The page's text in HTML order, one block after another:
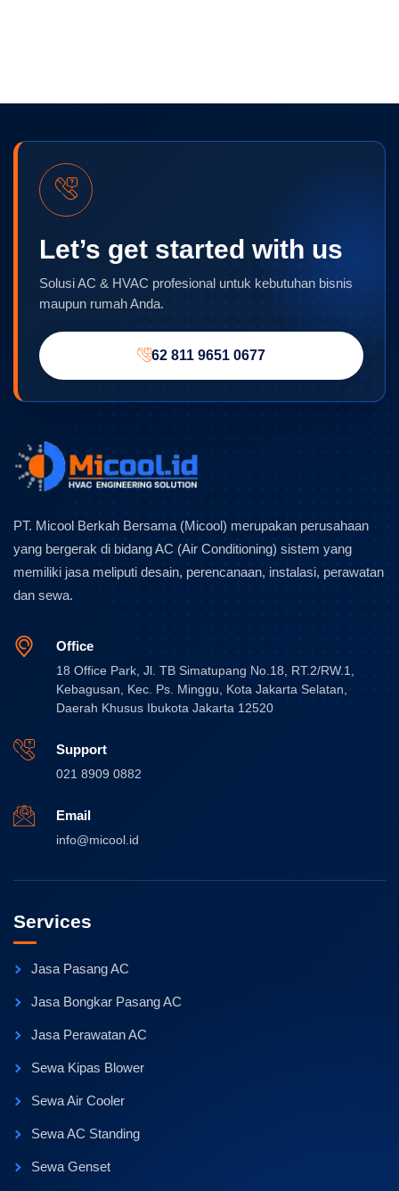
Let’s get started with us
Solusi AC & HVAC profesional untuk kebutuhan bisnis
maupun rumah Anda.
62 811 9651 0677
PT. Micool Berkah Bersama (Micool) merupakan perusahaan
yang bergerak di bidang AC (Air Conditioning) sistem yang
memiliki jasa meliputi desain, perencanaan, instalasi, perawatan
dan sewa.
Office
18 Office Park, Jl. TB Simatupang No.18, RT.2/RW.1,
Kebagusan, Kec. Ps. Minggu, Kota Jakarta Selatan,
Daerah Khusus Ibukota Jakarta 12520
Support
021 8909 0882
Email
info@micool.id
Services
Jasa Pasang AC
Jasa Bongkar Pasang AC
Jasa Perawatan AC
Sewa Kipas Blower
Sewa Air Cooler
Sewa AC Standing
Sewa Genset